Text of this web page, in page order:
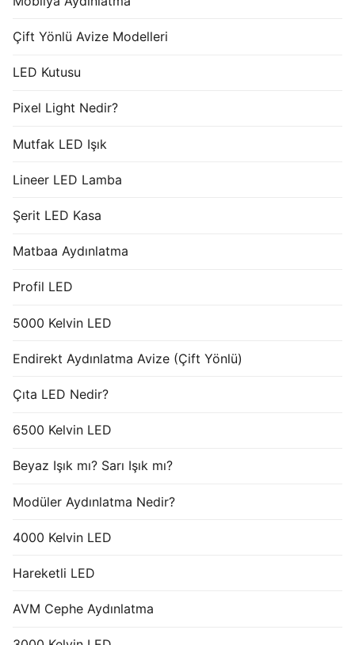
Çift Yönlü Avize Modelleri
LED Kutusu
Pixel Light Nedir?
Mutfak LED Işık
Lineer LED Lamba
Şerit LED Kasa
Matbaa Aydınlatma
Profil LED
5000 Kelvin LED
Endirekt Aydınlatma Avize (Çift Yönlü)
Çıta LED Nedir?
6500 Kelvin LED
Beyaz Işık mı? Sarı Işık mı?
Modüler Aydınlatma Nedir?
4000 Kelvin LED
Hareketli LED
AVM Cephe Aydınlatma